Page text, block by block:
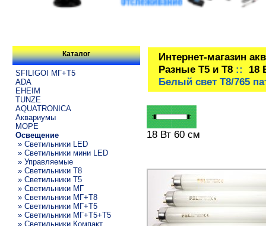
Каталог
SFILIGOI МГ+Т5
ADA
EHEIM
TUNZE
AQUATRONICA
Аквариумы
МОРЕ
Освещение
» Светильники LED
» Светильники мини LED
» Управляемые
» Светильники T8
» Светильники T5
» Светильники МГ
» Светильники МГ+T8
» Светильники МГ+T5
» Светильники МГ+T5+T5
» Светильники Компакт
Интернет-магазин
Разные T5 и T8:: 18
Белый свет Т8/765
18 Вт 60 см